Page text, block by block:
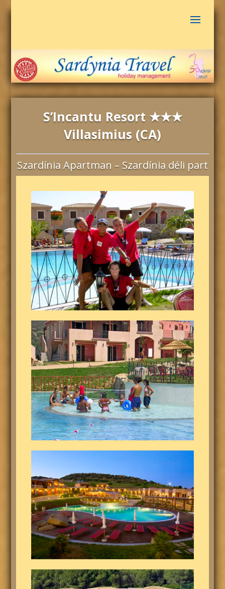
S’Incantu Resort ★★★
Villasimius (CA)
Szardínia Apartman – Szardínia déli part